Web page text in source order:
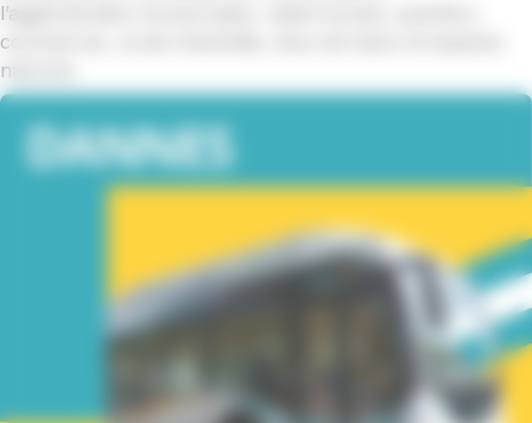
l’agglomération boulonnaise, reliant écoles, quartiers,
commerces, zones d’activités, lieux de loisirs et espaces
naturels.